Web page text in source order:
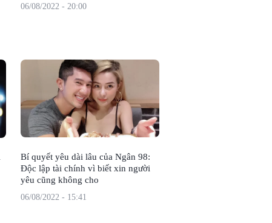
06/08/2022 - 20:00
Bí quyết yêu dài lâu của Ngân 98:
Độc lập tài chính vì biết xin người
yêu cũng không cho
06/08/2022 - 15:41